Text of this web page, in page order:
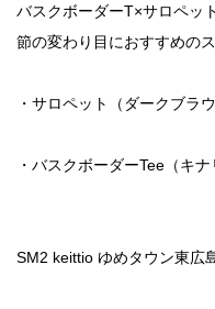
バスクボーダーT×サロペッ
節の変わり目におすすめの
・サロペット（ダークブラウ
・バスクボーダーTee（キナ
SM2 keittio ゆめタウン東広